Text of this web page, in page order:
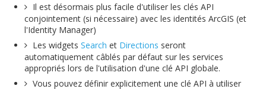
Il est désormais plus facile d'utiliser les clés API
conjointement (si nécessaire) avec les identités ArcGIS (et
l'Identity Manager)
Les widgetsSearch et Directions seront
automatiquement câblés par défaut sur les services
appropriés lors de l'utilisation d'une clé API globale.
Vous pouvez définir explicitement une clé API à utiliser